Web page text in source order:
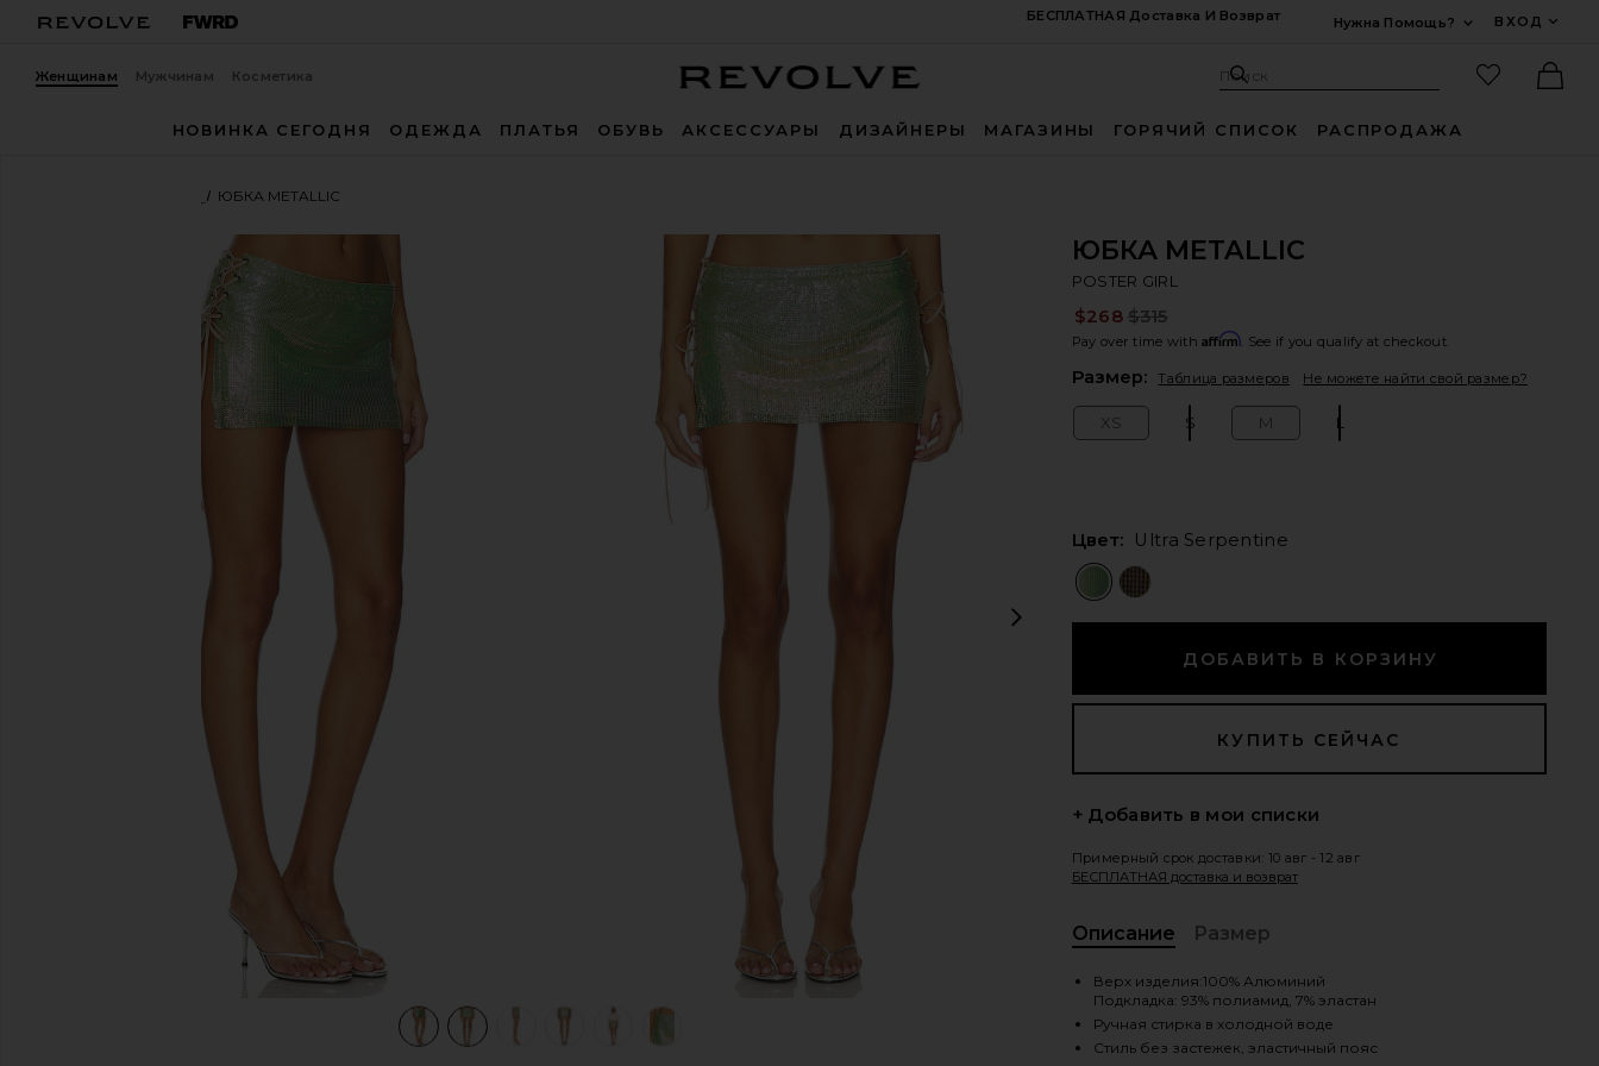
БЕСПЛАТНАЯ Доставка И Возврат
Нужна Помощь?
ВХОД
Женщинам Мужчинам Косметика Поиск: Site
Поиск
НОВИНКА СЕГОДНЯ ОДЕЖДА ПЛАТЬЯ ОБУВЬ АКСЕССУАРЫ ДИЗАЙНЕРЫ МАГАЗИНЫ ГОРЯЧИЙ СПИСОК РАСПРОДАЖА
ЮБКА METALLIC
избранноеPOSTER GIRL Sabina Metallic Chainmail Skirt in Ultra Serpentine
предыдущие слайды
view 7 of 6 ЮБКА METALLIC in Ultra Serpentine view 1 of 6 ЮБКА METALLIC in Ultra Serpentine
ЮБКА METALLIC
POSTER GIRL
$268 $315
Pay over time withAffirm . See if you qualify at checkout.
Размер: Таблица размеров Не можете найти свой размер?
XS S M L
Цвет: Ultra Serpentine
+ Добавить в мои списки
Примерный срок доставки: 10 авг - 12 авг
БЕСПЛАТНАЯ доставка и возврат
Описание
Размер
Верх изделия:100% Алюминий
Подкладка: 93% полиамид, 7% эластан
Ручная стирка в холодной воде
Стиль без застежек, эластичный пояс